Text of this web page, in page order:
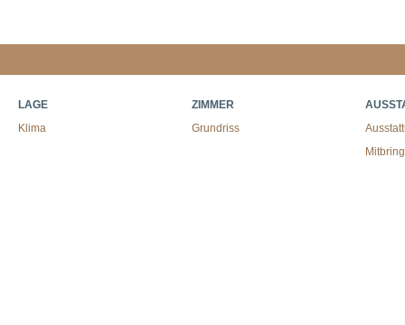
LAGE
Klima
ZIMMER
Grundriss